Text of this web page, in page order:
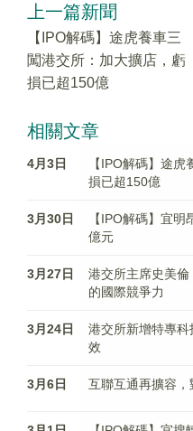
上一篇新聞
【IPO解碼】途虎養車三
闖港交所：加大擴店，虧
損已超150億
相關文章
4月3日
【IPO解碼】途
損已超150億
3月30日
【IPO解碼】宜
億元
3月27日
港交所主席史美
的國際競爭力
3月24日
港交所新增特專
效
3月6日 互聯互通再擴容，